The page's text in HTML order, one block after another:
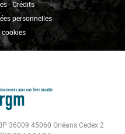
- Crédits
personnelles
cookies
36009 45060 Orléans Cedex 2